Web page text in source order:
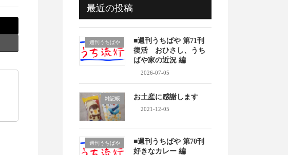
最近の投稿
週刊うちばや
■週刊うちばや 第71刊
復活 おひさし、うち
ばや家の近況 編
2026-07-05
雑記帳 お土産に感謝します
2021-12-05
週刊うちばや
■週刊うちばや 第70刊
好きなカレー 編